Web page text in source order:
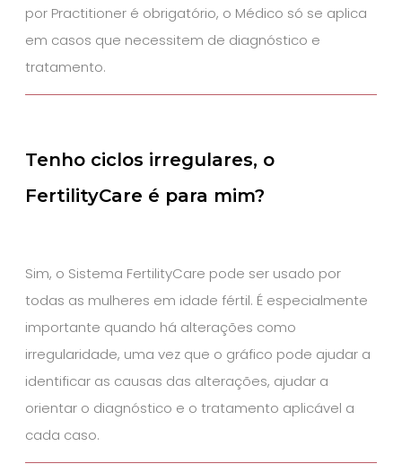
por Practitioner é obrigatório, o Médico só se aplica
em casos que necessitem de diagnóstico e
tratamento.
Tenho ciclos irregulares, o
FertilityCare é para mim?
Sim, o Sistema FertilityCare pode ser usado por
todas as mulheres em idade fértil. É especialmente
importante quando há alterações como
irregularidade, uma vez que o gráfico pode ajudar a
identificar as causas das alterações, ajudar a
orientar o diagnóstico e o tratamento aplicável a
cada caso.